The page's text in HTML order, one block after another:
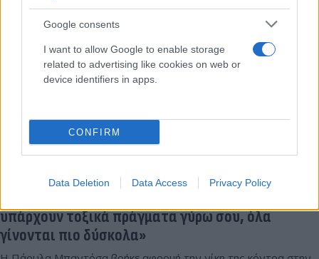
Google consents
I want to allow Google to enable storage
related to advertising like cookies on web or
device identifiers in apps.
CONFIRM
Data Deletion Data Access Privacy Policy
υπάρχουν τοξικά πράγματα γύρω σου, όλα
γίνονται πιο δύσκολα»